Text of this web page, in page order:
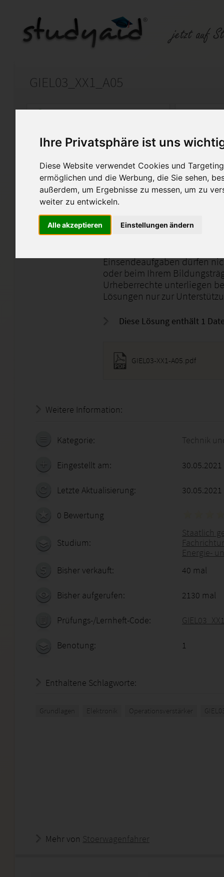
Ihre Privatsphäre ist uns
Diese Website verwendet Cookies und
ermöglichen und die Werbung, die Sie sehen,
außerdem, um Ergebnisse zu messen, um zu
weiter zu entwickeln.
Alle akzeptieren Einstellungen ändern
GIEL03_XX1_A05
Auf StudyAid.de verkaufen
Startseite Technik und Informatik
Grundlagen der Elektronik -
Lösungen zur
SGD zum Vergleichen mit
Die Arbeit wurde mit der
Lernheft-Code:
Einsendeaufgaben dürfen
oder beim Ihrem
Urheberrechte unterliegen
Lösungen nur zur
Diese Lösung enthält 1
GIEL03-XX1-A05.pdf
Weitere Information:
Kategorie: Technik
Eingestellt am:
Letzte Aktualisierung: 30.05.2021
0 Bewertung
Studium:
Staatlich
Energie-
Bisher verkauft:
40 mal
Bisher aufgerufen: 2130 mal
Prüfungs-/Lernheft-Code:
Benotung: 1
Enthaltene Schlagworte:
Grundlagen Elektronik Operationsverstärker
Mehr von Stoerwagenfahrer